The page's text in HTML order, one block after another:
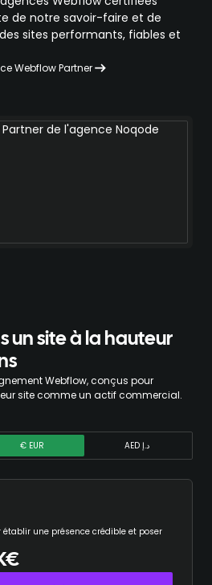
de notre savoir-faire et de
sites performants, fiables et
Webflow Partner
un site à la hauteur
Webflow, conçus pour
site comme un actif commercial.
€ EUR AED د.إ
établir une présence crédible et poser